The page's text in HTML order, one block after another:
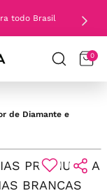
todo Brasil
0
de Diamante e
PREMIUN 5A
BRANCAS